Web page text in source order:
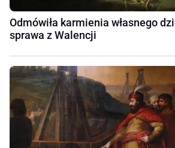
Odmówiła karmienia własnego
sprawa z Walencji